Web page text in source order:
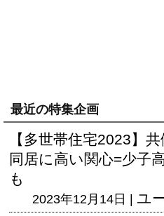
最近の特集企画
【多世帯住宅2023】
同居に高い関心=少子
も
2023年12月14日 | ユ